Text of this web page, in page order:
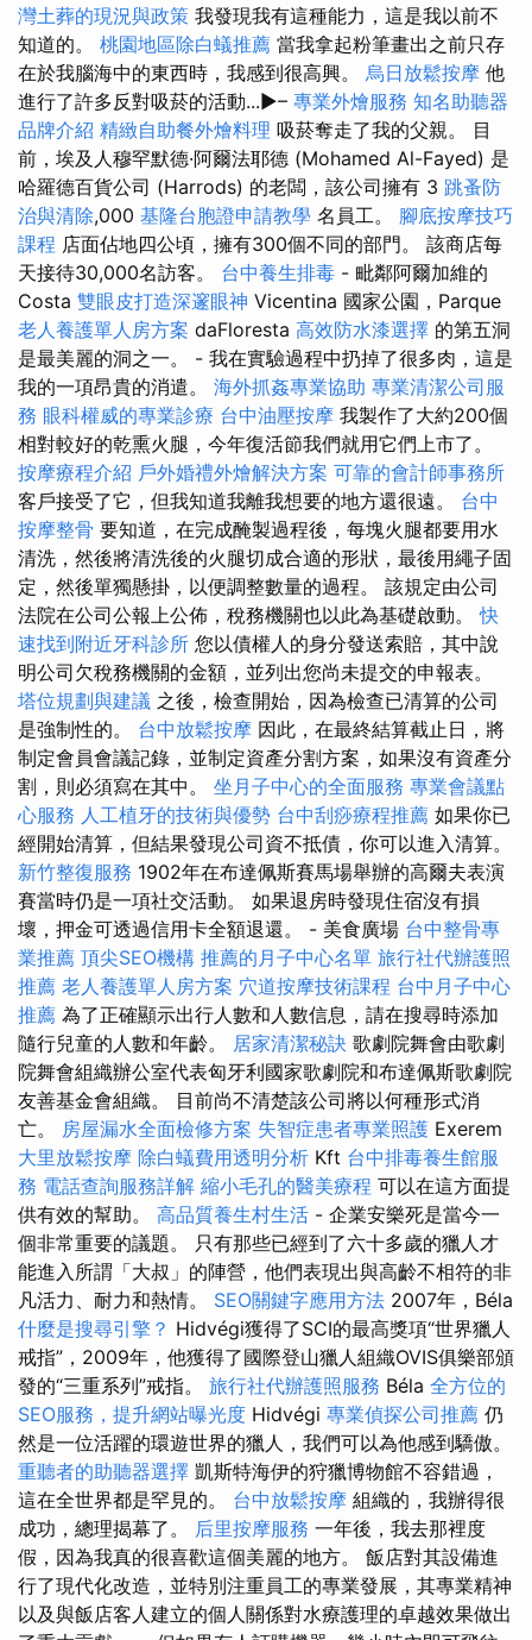
灣土葬的現況與政策 我發現我有這種能力，這是我以前不
知道的。 桃園地區除白蟻推薦 當我拿起粉筆畫出之前只存
在於我腦海中的東西時，我感到很高興。 烏日放鬆按摩 他
進行了許多反對吸菸的活動...►– 專業外燴服務 知名助聽器
品牌介紹 精緻自助餐外燴料理 吸菸奪走了我的父親。 目
前，埃及人穆罕默德·阿爾法耶德 (Mohamed Al-Fayed) 是
哈羅德百貨公司 (Harrods) 的老闆，該公司擁有 3 跳蚤防
治與清除,000 基隆台胞證申請教學 名員工。 腳底按摩技巧
課程 店面佔地四公頃，擁有300個不同的部門。 該商店每
天接待30,000名訪客。 台中養生排毒 - 毗鄰阿爾加維的
Costa 雙眼皮打造深邃眼神 Vicentina 國家公園，Parque
老人養護單人房方案 daFloresta 高效防水漆選擇 的第五洞
是最美麗的洞之一。 - 我在實驗過程中扔掉了很多肉，這是
我的一項昂貴的消遣。 海外抓姦專業協助 專業清潔公司服
務 眼科權威的專業診療 台中油壓按摩 我製作了大約200個
相對較好的乾熏火腿，今年復活節我們就用它們上市了。
按摩療程介紹 戶外婚禮外燴解決方案 可靠的會計師事務所
客戶接受了它，但我知道我離我想要的地方還很遠。 台中
按摩整骨 要知道，在完成醃製過程後，每塊火腿都要用水
清洗，然後​​將清洗後的火腿切成合適的形狀，最後用繩子固
定，然後單獨懸掛，以便調整數量的過程。 該規定由公司
法院在公司公報上公佈，稅務機關也以此為基礎啟動。快
速找到附近牙科診所 您以債權人的身分發送索賠，其中說
明公司欠稅務機關的金額，並列出您尚未提交的申報表。
塔位規劃與建議 之後，檢查開始，因為檢查已清算的公司
是強制性的。 台中放鬆按摩 因此，在最終結算截止日，將
制定會員會議記錄，並制定資產分割方案，如果沒有資產分
割，則必須寫在其中。 坐月子中心的全面服務 專業會議點
心服務 人工植牙的技術與優勢 台中刮痧療程推薦 如果你已
經開始清算，但結果發現公司資不抵債，你可以進入清算。
新竹整復服務 1902年在布達佩斯賽馬場舉辦的高爾夫表演
賽當時仍是一項社交活動。 如果退房時發現住宿沒有損
壞，押金可透過信用卡全額退還。 - 美食廣場 台中整骨專
業推薦 頂尖SEO機構 推薦的月子中心名單 旅行社代辦護照
推薦 老人養護單人房方案 穴道按摩技術課程 台中月子中心
推薦 為了正確顯示出行人數和人數信息，請在搜尋時添加
隨行兒童的人數和年齡。 居家清潔秘訣 歌劇院舞會由歌劇
院舞會組織辦公室代表匈牙利國家歌劇院和布達佩斯歌劇院
友善基金會組織。 目前尚不清楚該公司將以何種形式消
亡。 房屋漏水全面檢修方案 失智症患者專業照護 Exerem
大里放鬆按摩 除白蟻費用透明分析 Kft 台中排毒養生館服
務 電話查詢服務詳解 縮小毛孔的醫美療程 可以在這方面提
供有效的幫助。 高品質養生村生活 - 企業安樂死是當今一
個非常重要的議題。 只有那些已經到了六十多歲的獵人才
能進入所謂「大叔」的陣營，他們表現出與高齡不相符的非
凡活力、耐力和熱情。 SEO關鍵字應用方法 2007年，Béla
什麼是搜尋引擎？ Hidvégi獲得了SCI的最高獎項“世界獵人
戒指”，2009年，他獲得了國際登山獵人組織OVIS俱樂部頒
發的“三重系列”戒指。 旅行社代辦護照服務 Béla 全方位的
SEO服務，提升網站曝光度 Hidvégi 專業偵探公司推薦 仍
然是一位活躍的環遊世界的獵人，我們可以為他感到驕傲。
重聽者的助聽器選擇 凱斯特海伊的狩獵博物館不容錯過，
這在全世界都是罕見的。 台中放鬆按摩 組織的，我辦得很
成功，總理揭幕了。 后里按摩服務 一年後，我去那裡度
假，因為我真的很喜歡這個美麗的地方。 飯店對其設備進
行了現代化改造，並特別注重員工的專業發展，其專業精神
以及與飯店客人建立的個人關係對水療護理的卓越效果做出